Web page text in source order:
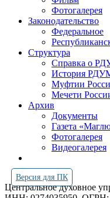
Фотогалерея
Законодательство
Федеральное
Структура
Справка о
История
Муфтии
Мечети
Архив
Документы
Газета
Фотогалерея
Видеогалерея
Версия для ПК
Центральное духовное